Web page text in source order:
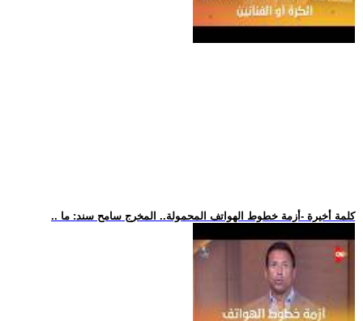
.. كلمة أخيرة -أزمة خطوط الهواتف المحمولة.. المخرج سامح سند: ما